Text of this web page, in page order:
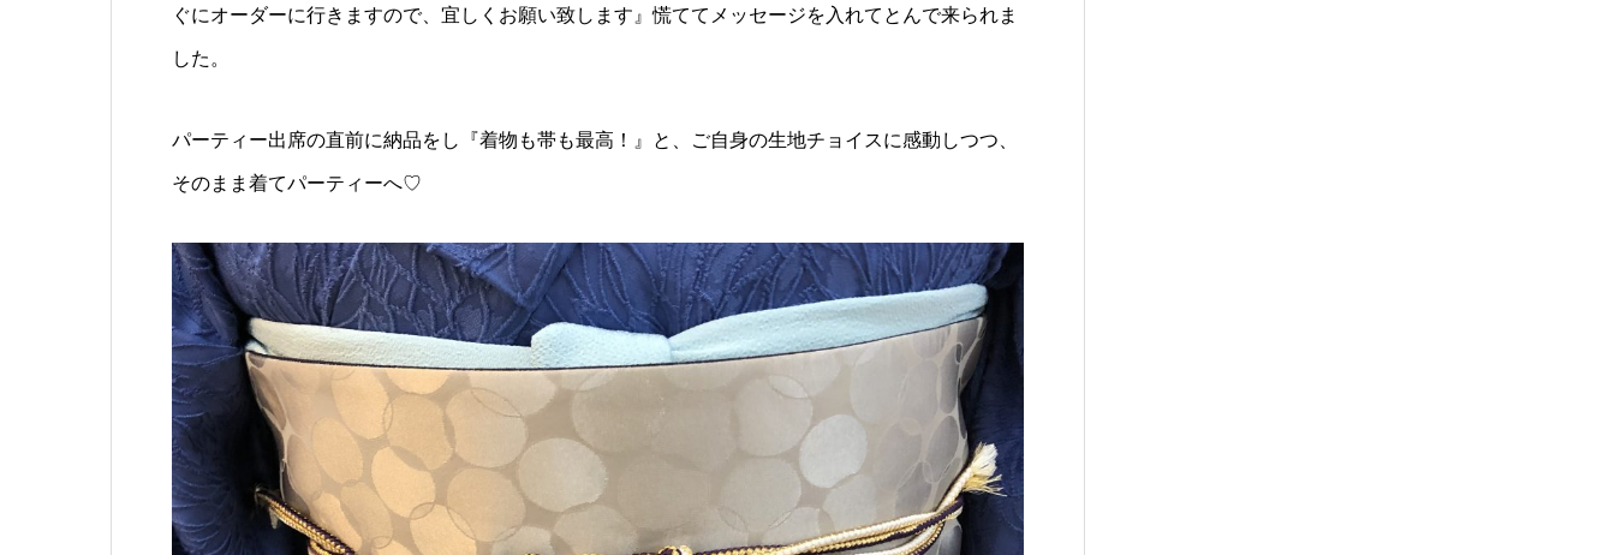
ぐにオーダーに行きますので、宜しくお願い致します』慌ててメッセージを入れてとんで来られま
した。
パーティー出席の直前に納品をし『着物も帯も最高！』と、ご自身の生地チョイスに感動しつつ、
そのまま着てパーティーへ♡